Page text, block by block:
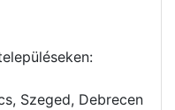
Szeged, Debrecen